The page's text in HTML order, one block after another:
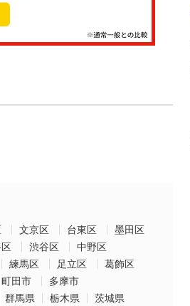
文京区 台東区
墨田区
渋谷区
中野区
練馬区 足立区
葛飾区
町田市
多摩市
群馬県 栃木県
茨城県